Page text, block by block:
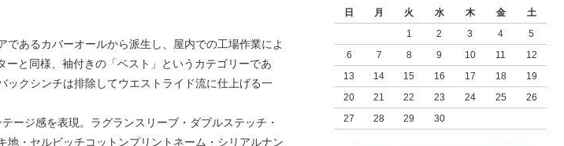
日
月 火 水 木 金
土
1
2 3 4
5
6
7 8 9 10 11
12
13
14 15 16 17 18
19
20
21 22 23 24 25
26
27
28 29 30
あるカバーオールから派生し、屋内での工場作業によ
と同様、袖付きの「ベスト」というカテゴリーであ
ックシンチは排除してウエストライド流に仕上げる一
ージ感を表現。ラグランスリーブ・ダブルステッチ・
・セルビッチコットンプリントネーム・シリアルナン